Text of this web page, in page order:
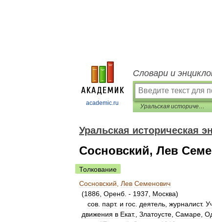
academic.ru
Словари и
Уральская историческая энциклопедия
Уральская историческая
Сосновский, Лев
Толкование
Сосновский Лев Семенович
(1886 Оренб . - 1937 Москва)
сов парт. и гос деятель журналист.
движения в Екат., Златоусте Самаре